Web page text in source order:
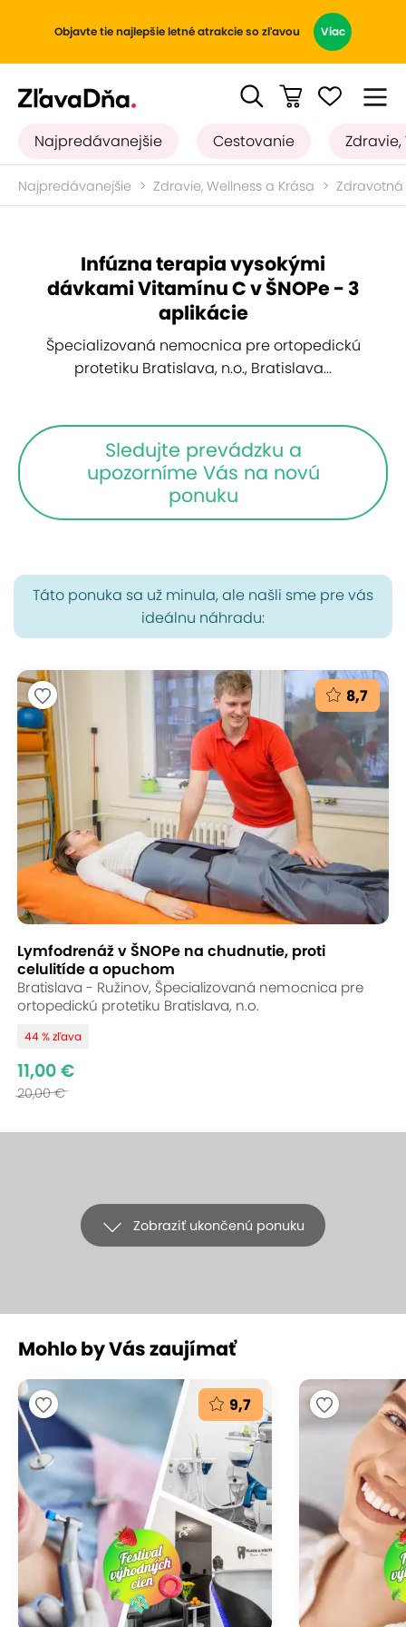
Objavte tie najlepšie letné atrakcie so zľavou Viac
Najpredávanejšie Cestovanie Zdravie,
Najpredávanejšie Zdravie, Wellness a Krása Zdravotná
Infúzna terapia vysokými
dávkami Vitamínu C v ŠNOPe - 3
aplikácie
Špecializovaná nemocnica pre ortopedickú
protetiku Bratislava, n.o., Bratislava...
Sledujte prevádzku a
upozorníme Vás na novú
ponuku
Táto ponuka sa už minula, ale našli sme pre vás
ideálnu náhradu:
8,7
Lymfodrenáž v ŠNOPe na chudnutie, proti
celulitíde a opuchom
Bratislava - Ružinov, Špecializovaná nemocnica pre
ortopedickú protetiku Bratislava, n.o.
44 % zľava
11,00 €
20,00 €
Zobraziť ukončenú ponuku
+1
Infúzna terapia vysokými dávkami
Vitamínu C v ŠNOPe - 3 aplikácie
Špecializovaná nemocnica pre ortopedickú protetiku
Bratislava, n.o., Bratislava - Ružinov
(mapa)
9.4Vynikajúce hodnotenie
Zažite okamžitú regeneráciu s infúznou terapiou
vysokými dávkami vitamínu C v centre zdravia
ŠNOP. Infúzna terapia naštartuje vašu imunitu, zníži
únavu a posilní vás proti vírusovým infekciám a
Mohlo by Vás zaujímať
9,7